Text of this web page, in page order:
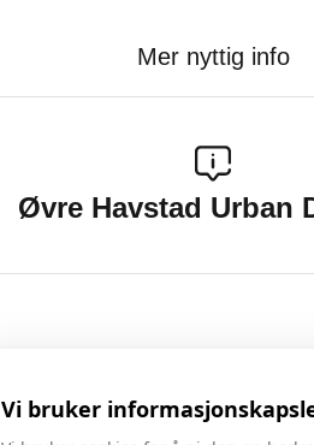
Mer nyttig info
Øvre Havstad Urban
Vi bruker